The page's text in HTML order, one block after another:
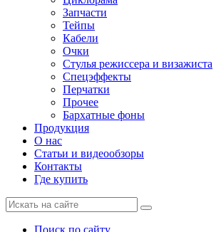
Запчасти
Тейпы
Кабели
Очки
Стулья режиссера и визажиста
Спецэффекты
Перчатки
Прочее
Бархатные фоны
Продукция
О нас
Статьи и видеообзоры
Контакты
Где купить
Поиск по сайту